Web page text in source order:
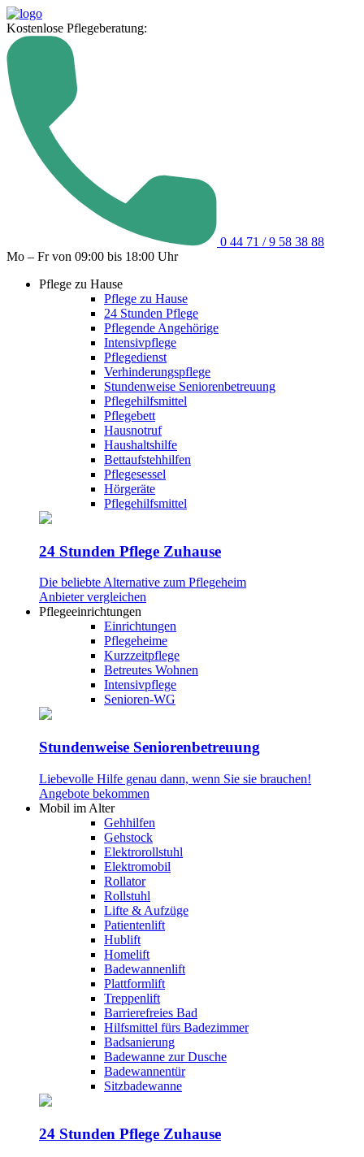
Kostenlose Pflegeberatung:
0 44 71 / 9 58 38 88
Mo – Fr von 09:00 bis 18:00 Uhr
Pflege zu Hause
Pflege zu Hause
24 Stunden Pflege
Pflegende Angehörige
Intensivpflege
Pflegedienst
Verhinderungspflege
Stundenweise Seniorenbetreuung
Pflegehilfsmittel
Pflegebett
Hausnotruf
Haushaltshilfe
Bettaufstehhilfen
Pflegesessel
Hörgeräte
Pflegehilfsmittel
24 Stunden Pflege Zuhause
Die beliebte Alternative zum Pflegeheim
Anbieter vergleichen
Pflegeeinrichtungen
Einrichtungen
Pflegeheime
Kurzzeitpflege
Betreutes Wohnen
Intensivpflege
Senioren-WG
Stundenweise Seniorenbetreuung
Liebevolle Hilfe genau dann, wenn Sie sie brauchen!
Angebote bekommen
Mobil im Alter
Gehhilfen
Gehstock
Elektrorollstuhl
Elektromobil
Rollator
Rollstuhl
Lifte & Aufzüge
Patientenlift
Hublift
Homelift
Badewannenlift
Plattformlift
Treppenlift
Barrierefreies Bad
Hilfsmittel fürs Badezimmer
Badsanierung
Badewanne zur Dusche
Badewannentür
Sitzbadewanne
24 Stunden Pflege Zuhause